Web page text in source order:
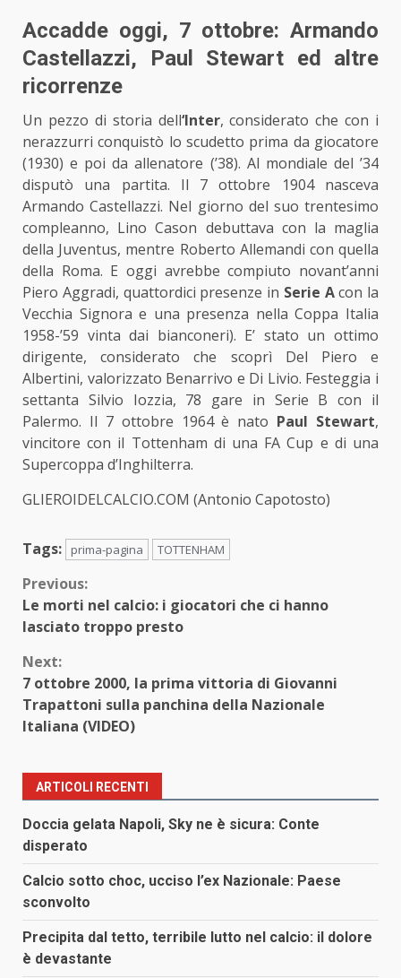
Accadde oggi, 7 ottobre: Armando
Castellazzi, Paul Stewart ed altre
ricorrenze
Un pezzo di storia dell‘Inter, considerato che con i
nerazzurri conquistò lo scudetto prima da giocatore
(1930) e poi da allenatore (’38). Al mondiale del ’34
disputò una partita. Il 7 ottobre 1904 nasceva
Armando Castellazzi. Nel giorno del suo trentesimo
compleanno, Lino Cason debuttava con la maglia
della Juventus, mentre Roberto Allemandi con quella
della Roma. E oggi avrebbe compiuto novant’anni
Piero Aggradi, quattordici presenze in Serie Acon la
Vecchia Signora e una presenza nella Coppa Italia
1958-’59 vinta dai bianconeri). E’ stato un ottimo
dirigente, considerato che scoprì Del Piero e
Albertini, valorizzato Benarrivo e Di Livio. Festeggia i
settanta Silvio Iozzia, 78 gare in Serie B con il
Palermo. Il 7 ottobre 1964 è nato Paul Stewart,
vincitore con il Tottenham di una FA Cup e di una
Supercoppa d’Inghilterra.
GLIEROIDELCALCIO.COM (Antonio Capotosto)
Tags: prima-pagina TOTTENHAM
Continue
Reading
Previous:
Le morti nel calcio: i giocatori che ci hanno
lasciato troppo presto
Next:
7 ottobre 2000, la prima vittoria di Giovanni
Trapattoni sulla panchina della Nazionale
Italiana (VIDEO)
ARTICOLI RECENTI
Doccia gelata Napoli, Sky ne è sicura: Conte
disperato
Calcio sotto choc, ucciso l’ex Nazionale: Paese
sconvolto
Precipita dal tetto, terribile lutto nel calcio: il dolore
è devastante